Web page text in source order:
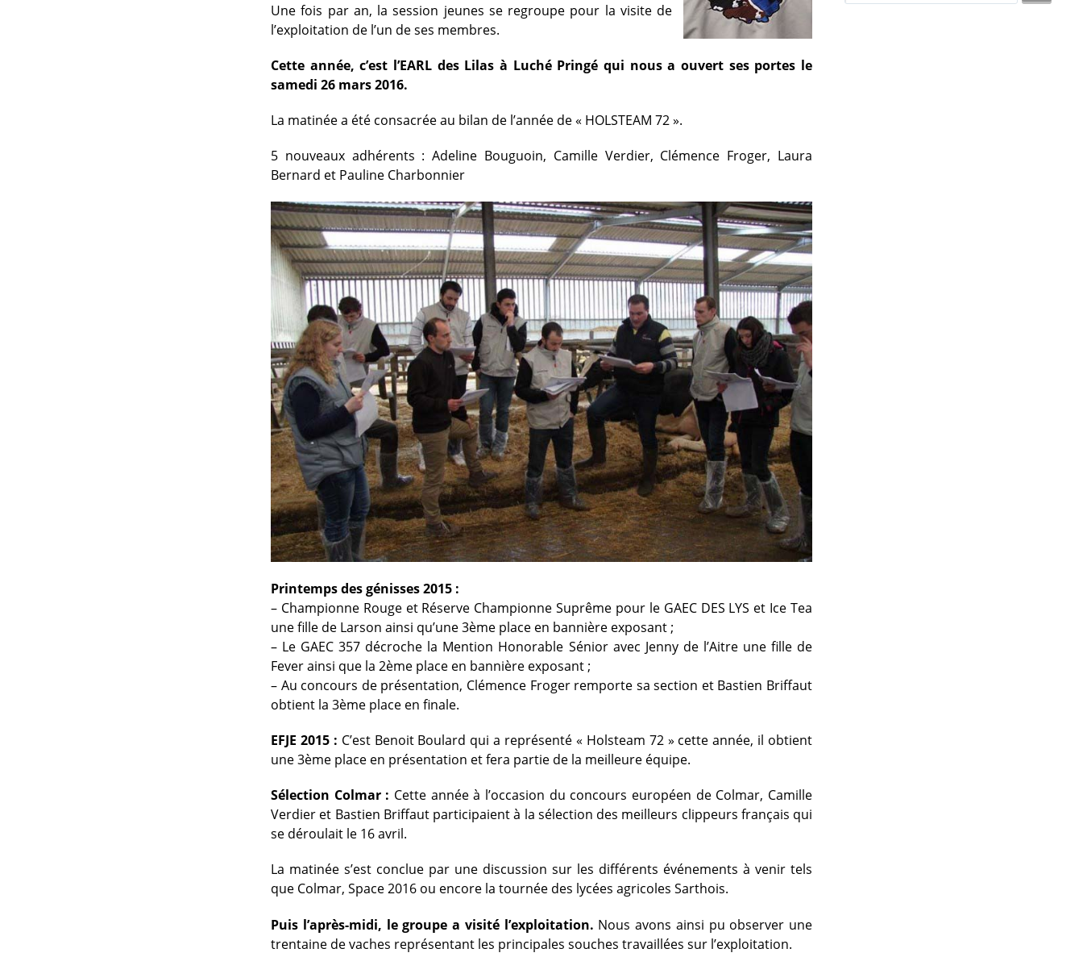
Une fois par an, la session jeunes se regroupe pour la visite de
l’exploitation de l’un de ses membres.
Cette année, c’est l’EARL des Lilas à Luché Pringé qui nous a ouvert ses portes le
samedi 26 mars 2016.
La matinée a été consacrée au bilan de l’année de « HOLSTEAM 72 ».
5 nouveaux adhérents : Adeline Bouguoin, Camille Verdier, Clémence Froger, Laura
Bernard et Pauline Charbonnier
Printemps des génisses 2015 :
– Championne Rouge et Réserve Championne Suprême pour le GAEC DES LYS et Ice Tea
une fille de Larson ainsi qu’une 3ème place en bannière exposant ;
– Le GAEC 357 décroche la Mention Honorable Sénior avec Jenny de l’Aitre une fille de
Fever ainsi que la 2ème place en bannière exposant ;
– Au concours de présentation, Clémence Froger remporte sa section et Bastien Briffaut
obtient la 3ème place en finale.
EFJE 2015 : C’est Benoit Boulard qui a représenté « Holsteam 72 » cette année, il obtient
une 3ème place en présentation et fera partie de la meilleure équipe.
Sélection Colmar : Cette année à l’occasion du concours européen de Colmar, Camille
Verdier et Bastien Briffaut participaient à la sélection des meilleurs clippeurs français qui
se déroulait le 16 avril.
La matinée s’est conclue par une discussion sur les différents événements à venir tels
que Colmar, Space 2016 ou encore la tournée des lycées agricoles Sarthois.
Puis l’après-midi, le groupe a visité l’exploitation. Nous avons ainsi pu observer une
trentaine de vaches représentant les principales souches travaillées sur l’exploitation.